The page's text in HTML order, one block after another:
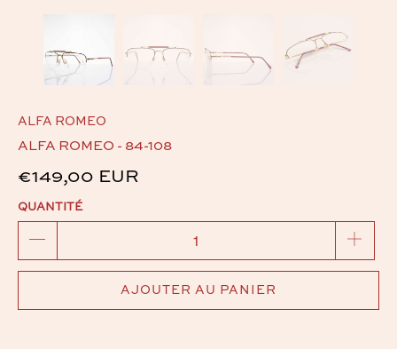
ALFA ROMEO
ALFA ROMEO - 84-108
€149,00 EUR
QUANTITÉ
AJOUTER AU PANIER